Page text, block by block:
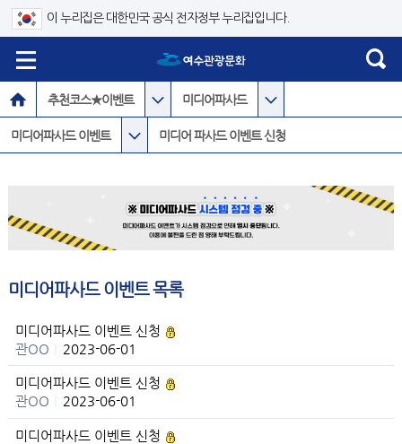
이 누리집은 대한민국 공식 전자정부 누리집입니다.
추천코스★이벤트 미디어파사드
미디어파사드 이벤트 미디어 파사드 이벤트 신청
미디어파사드 이벤트 목록
미디어파사드 이벤트 신청
관OO
2023-06-01
미디어파사드 이벤트 신청
관OO
2023-06-01
미디어파사드 이벤트 신청